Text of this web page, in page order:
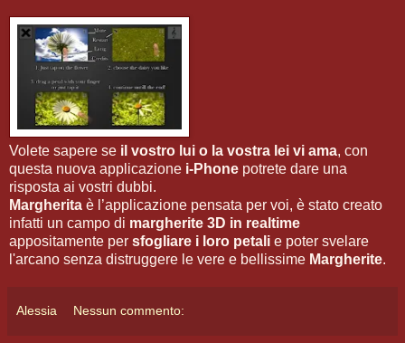
Volete sapere se il vostro lui o la vostra lei vi ama, con
questa nuova applicazione i-Phone potrete dare una
risposta ai vostri dubbi.
Margherita è l’applicazione pensata per voi, è stato creato
infatti un campo di margherite 3D in realtime
appositamente per sfogliare i loro petali e poter svelare
l'arcano senza distruggere le vere e bellissime Margherite.
Alessia Nessun commento: